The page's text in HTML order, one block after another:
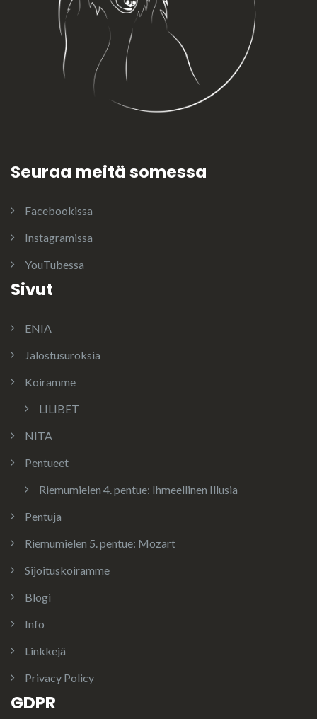
Seuraa meitä somessa
Facebookissa
Instagramissa
YouTubessa
Sivut
ENIA
Jalostusuroksia
Koiramme
LILIBET
NITA
Pentueet
Riemumielen 4. pentue: Ihmeellinen Illusia
Pentuja
Riemumielen 5. pentue: Mozart
Sijoituskoiramme
Blogi
Info
Linkkejä
Privacy Policy
GDPR